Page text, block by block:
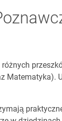
Matematyka).